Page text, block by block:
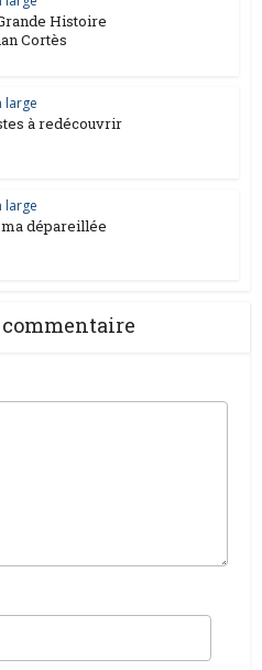
Histoire
Cortès
large
à redécouvrir
large
dépareillée